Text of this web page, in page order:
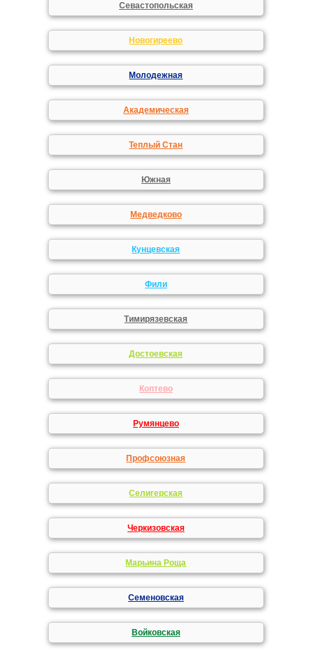
Севастопольская
Новогиреево
Молодежная
Академическая
Теплый Стан
Южная
Медведково
Кунцевская
Фили
Тимирязевская
Достоевская
Коптево
Румянцево
Профсоюзная
Селигерская
Черкизовская
Марьина Роща
Семеновская
Войковская